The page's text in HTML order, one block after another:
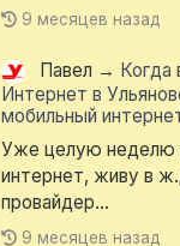
9 месяцев назад
Павел → Когда
Интернет в
мобильный
Уже целую неделю
интернет, живу в
провайдер...
9 месяцев назад